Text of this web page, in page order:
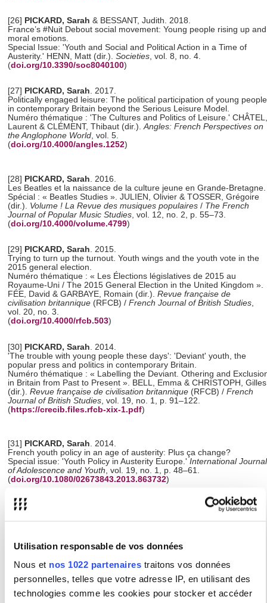
Utilisation responsable de vos données
Nous et nos 1022 partenaires traitons vos données
personnelles, telles que votre adresse IP, en utilisant des
technologies comme les cookies pour stocker et accéder
[26] PICKARD, Sarah & BESSANT, Judith. 2018.
France’s #Nuit Debout social movement: Young people rising up and
moral emotions.
Special Issue: 'Youth and Social and Political Action in a Time of
Austerity.' HENN, Matt (dir.). Societies , vol. 8, no. 4.
(doi.org/10.3390/soc8040100)
[27] PICKARD, Sarah. 2017.
Politically engaged leisure: The political participation of young people
in contemporary Britain beyond the Serious Leisure Model.
Numéro thématique : 'The Cultures and Politics of Leisure.' CHÂTEL,
Laurent & CLÉMENT, Thibaut (dir.).Angles: French Perspectives on
the Anglophone World, vol. 5.
(doi.org/10.4000/angles.1252)
[28] PICKARD, Sarah . 2016.
Les Beatles et la naissance de la culture jeune en Grande-Bretagne.
Spécial : « Beatles Studies ». JULIEN, Olivier & TOSSER, Grégoire
(dir.). Volume ! La Revue des musiques populaires / The French
Journal of Popular Music Studies , vol. 12, no. 2, p. 55–73.
(doi.org/10.4000/volume.4799)
[29] PICKARD, Sarah. 2015.
Trying to turn up the turnout. Youth wings and the youth vote in the
2015 general election.
Numéro thématique : « Les Élections législatives de 2015 au
Royaume-Uni / The 2015 General Election in the United Kingdom ».
FÉE, David & GARBAYE, Romain (dir.). Revue française de
civilisation britannique (RFCB) / French Journal of British Studies,
vol. 20, no. 3.
(doi.org/10.4000/rfcb.503)
[30] PICKARD, Sarah . 2014.
'The trouble with young people these days': 'Deviant' youth, the
popular press and politics in contemporary Britain.
Numéro thématique : « Labelling the Deviant. Othering and
in Britain from Past to Present ». BELL, Emma & CHRISTOPH, Gilles
(dir.). Revue française de civilisation britannique (RFCB) / French
Journal of British Studies , vol. 19, no. 1, p. 91–122.
(https://crecib.files.rfcb-xix-1.pdf)
[31] PICKARD, Sarah. 2014.
French youth policy in an age of austerity: Plus ça change?
Special issue: 'Youth Policy in Austerity Europe.' International Journal
of Adolescence and Youth, vol. 19, no. 1, p. 48–61.
(doi.org/10.1080/02673843.2013.863732)
[32]PICKARD, Sarah
Les dispositifs publics pour la jeunesse en Angleterre, 1997-2010.
Vers une politique fondée sur les objectifs chiffrés.
jeunesse en Europe ». Caisse nationale des allocations familiales
(Cnaf).Politiques sociales et familiales, vol. 102, no. 1, p. 53–63.
[33]PICKARD, Sarah. 2010.